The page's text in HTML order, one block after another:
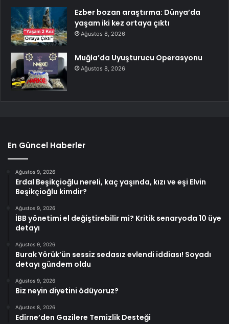
Ezber bozan araştırma: Dünya’da
yaşam iki kez ortaya çıktı
Ağustos 8, 2026
Muğla’da Uyuşturucu Operasyonu
Ağustos 8, 2026
En Güncel Haberler
Ağustos 9, 2026
Erdal Beşikçioğlu nereli, kaç yaşında, kızı ve eşi Elvin
Beşikçioğlu kimdir?
Ağustos 9, 2026
İBB yönetimi el değiştirebilir mi? Kritik senaryoda 10 üye
detayı
Ağustos 9, 2026
Burak Yörük’ün sessiz sedasız evlendi iddiası! Soyadı
detayı gündem oldu
Ağustos 9, 2026
Biz neyin diyetini ödüyoruz?
Ağustos 8, 2026
Edirne’den Gazilere Temizlik Desteği